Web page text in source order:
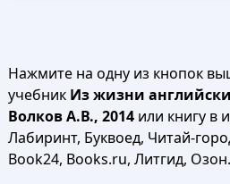
Нажмите на одну из кнопок
учебник Из жизни
Волков А.В., 2014или книгу в
Лабиринт, Буквоед, Читай-
Book24, Books.ru, Литгид, Озон.